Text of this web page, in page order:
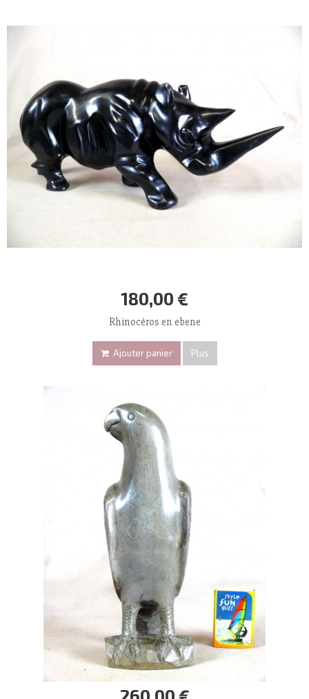
180,00 €
Rhinocéros en ebene
Ajouter panier Plus